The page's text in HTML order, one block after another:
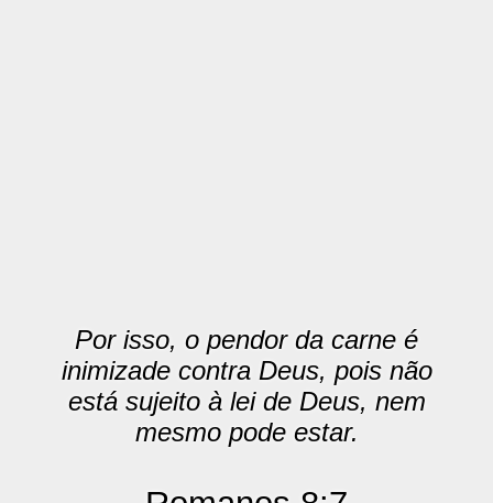
Por isso, o pendor da carne é
inimizade contra Deus, pois não
está sujeito à lei de Deus, nem
mesmo pode estar.